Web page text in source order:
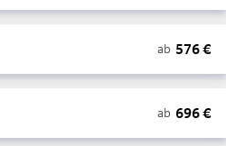
ab 576€
ab 696€